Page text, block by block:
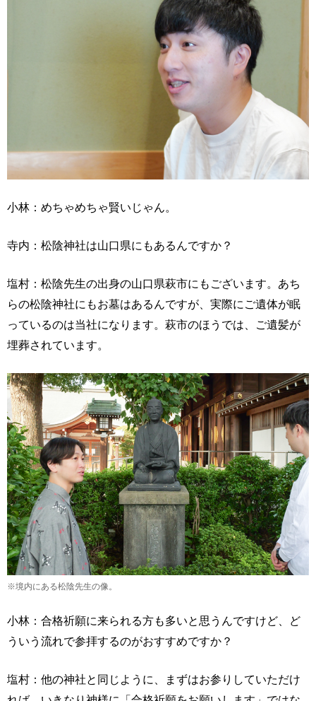
小林：めちゃめちゃ賢いじゃん。
寺内：松陰神社は山口県にもあるんですか？
塩村：松陰先生の出身の山口県萩市にもございます。あち
らの松陰神社にもお墓はあるんですが、実際にご遺体が眠
っているのは当社になります。萩市のほうでは、ご遺髪が
埋葬されています。
※境内にある松陰先生の像。
小林：合格祈願に来られる方も多いと思うんですけど、ど
ういう流れで参拝するのがおすすめですか？
塩村：他の神社と同じように、まずはお参りしていただけ